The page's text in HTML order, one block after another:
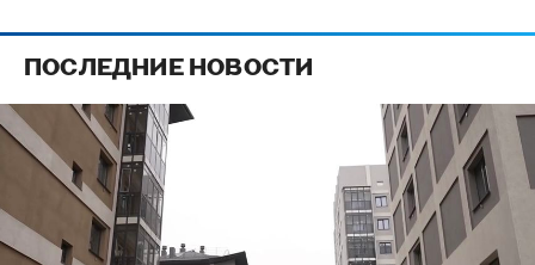
ПОСЛЕДНИЕ НОВОСТИ